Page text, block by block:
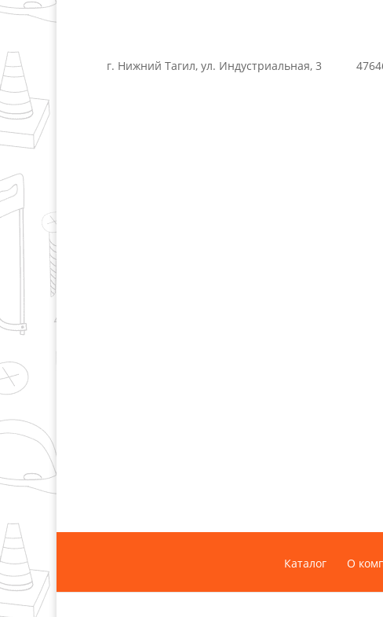
г. Нижний Тагил, ул. Индустриальная, 3
Каталог О